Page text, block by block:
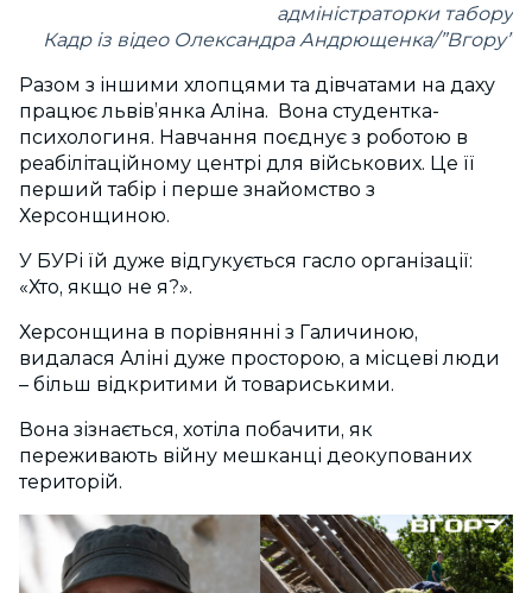
адміністраторки табору
Кадр із відео Олександра Андрющенка/”Вгору”
Разом з іншими хлопцями та дівчатами на даху
працює львів’янка Аліна. Вона студентка-
психологиня. Навчання поєднує з роботою в
реабілітаційному центрі для військових. Це її
перший табір і перше знайомство з
Херсонщиною.
У БУРі їй дуже відгукується гасло організації:
«Хто, якщо не я?».
Херсонщина в порівнянні з Галичиною,
видалася Аліні дуже просторою, а місцеві люди
– більш відкритими й товариськими.
Вона зізнається, хотіла побачити, як
переживають війну мешканці деокупованих
територій.